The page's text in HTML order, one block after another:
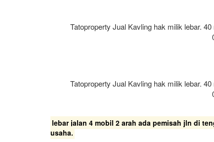
Tatoproperty Jual Kavling hak milik lebar.
Tatoproperty Jual Kavling hak milik lebar.
lebar jalan 4 mobil 2 arah ada pemisah jln di
usaha.